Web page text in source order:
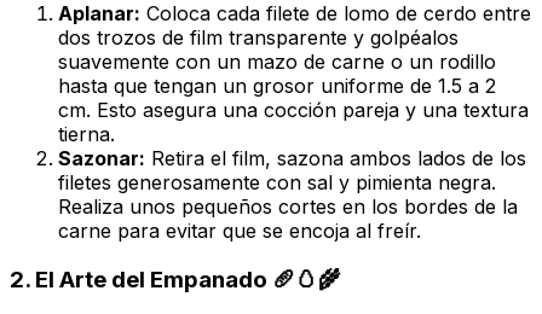
Aplanar: Coloca cada filete de lomo de cerdo entre
dos trozos de film transparente y golpéalos
suavemente con un mazo de carne o un rodillo
hasta que tengan un grosor uniforme de 1.5 a 2
cm. Esto asegura una cocción pareja y una textura
tierna.
Sazonar: Retira el film, sazona ambos lados de los
filetes generosamente con sal y pimienta negra.
Realiza unos pequeños cortes en los bordes de la
carne para evitar que se encoja al freír.
2. El Arte del Empanado 🥖🥚🌾